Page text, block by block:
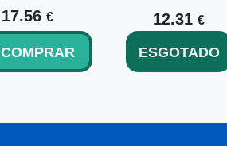
17.56 €
COMPRAR
12.31 €
ESGOTADO